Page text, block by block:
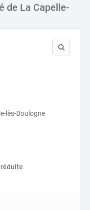
de La Capelle-
lès-Boulogne